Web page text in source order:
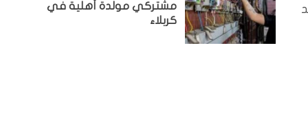
مشتركي مولدة أهلية في
كربلاء